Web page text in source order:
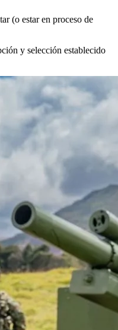
(o estar en proceso de
y selección establecido